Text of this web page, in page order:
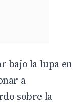
bajo la lupa en
a
sobre la